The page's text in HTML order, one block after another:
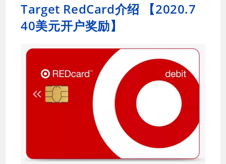
Target RedCard介绍 【2020.7
40美元开户奖励】